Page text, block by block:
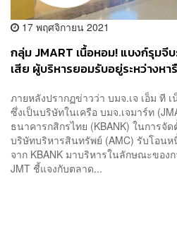
17 พฤศจิกายน 2021
กลุ่ม JMART เนื้อหอม! แบงก์รุมจี
เสีย ผู้บริหารยอมรับอยู่ระหว่างหา
ภายหลังปรากฏข่าวว่า บมจ.เจ เอ็ม ที
ซึ่งเป็นบริษัทในเครือ บมจ.เจมาร์ท
ธนาคารกสิกรไทย (KBANK) ในการจั
บริษัทบริหารสินทรัพย์ (AMC) รับโอน
จาก KBANK มาบริหารในลักษณะข
JMT ชี้แจงกับตลาด...